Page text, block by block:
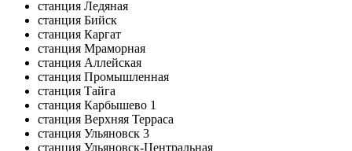
станция Ледяная
станция Бийск
станция Каргат
станция Мраморная
станция Аллейская
станция Промышленная
станция Тайга
станция Карбышево 1
станция Верхняя Терраса
станция Ульяновск 3
станция Ульяновск-Центральная